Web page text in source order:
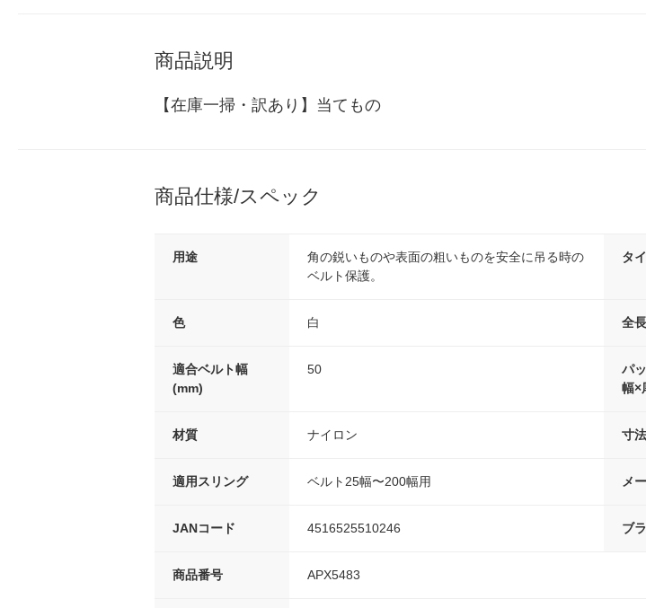
商品説明
【在庫一掃・訳あり】当てもの
商品仕様/スペック
用途
角の鋭いものや表面の粗いものを安全に吊る時の
ベルト保護。
タ
色 白 全
適合ベルト幅
(mm)
50
パ
幅×
材質 ナイロン 寸法
適用スリング ベルト25幅〜200幅用 メ
JANコード 4516525510246 ブ
商品番号 APX5483